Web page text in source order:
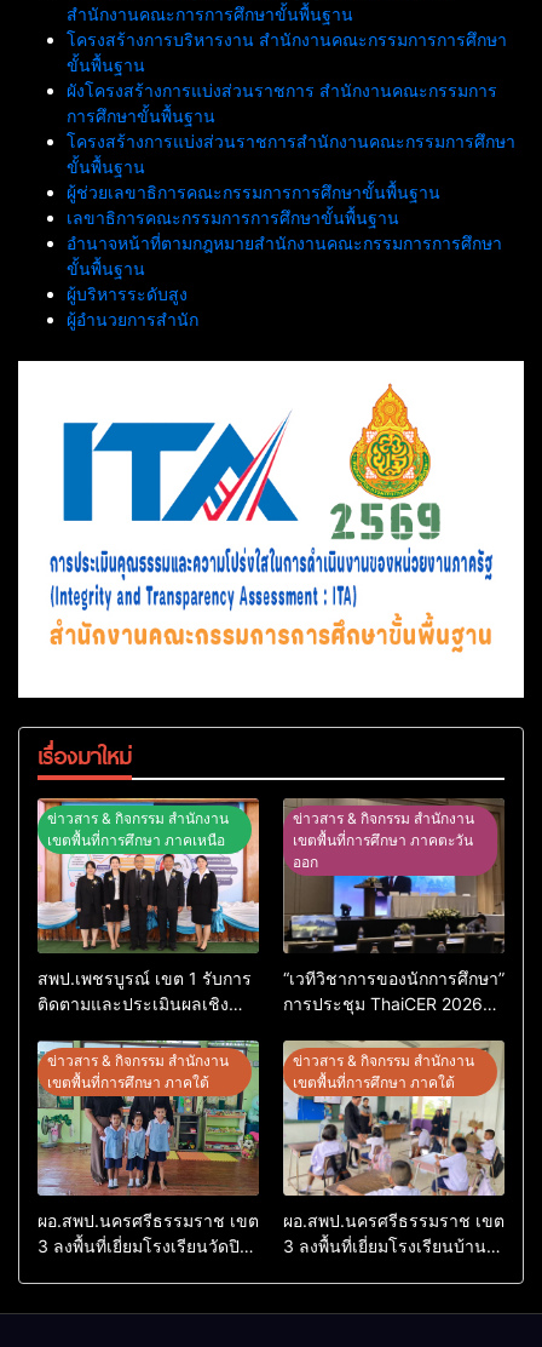
สำนักงานคณะการการศึกษาขั้นพื้นฐาน
โครงสร้างการบริหารงาน สำนักงานคณะกรรมการการศึกษา
ขั้นพื้นฐาน
ผังโครงสร้างการแบ่งส่วนราชการ สำนักงานคณะกรรมการ
การศึกษาขั้นพื้นฐาน
โครงสร้างการแบ่งส่วนราชการสำนักงานคณะกรรมการศึกษา
ขั้นพื้นฐาน
ผู้ช่วยเลขาธิการคณะกรรมการการศึกษาขั้นพื้นฐาน
เลขาธิการคณะกรรมการการศึกษาขั้นพื้นฐาน
อำนาจหน้าที่ตามกฎหมายสำนักงานคณะกรรมการการศึกษา
ขั้นพื้นฐาน
ผู้บริหารระดับสูง
ผู้อำนวยการสำนัก
เรื่องมาใหม่
ข่าวสาร & กิจกรรม สำนักงาน
เขตพื้นที่การศึกษา ภาคเหนือ
สพป.เพชรบูรณ์ เขต 1 รับการ
ติดตามและประเมินผลเชิง
ต้นแบบ” ระดับประเทศ รุ่นที่ 3
ประจำปีงบประมาณ พ.ศ.
2569
ข่าวสาร & กิจกรรม สำนักงาน
เขตพื้นที่การศึกษา ภาคตะวัน
ออก
“เวทีวิชาการของนักการศึกษา”
การประชุม ThaiCER 2026
Conference on Education
Research (ThaiCER) 2026
ข่าวสาร & กิจกรรม สำนักงาน
เขตพื้นที่การศึกษา ภาคใต้
ผอ.สพป.นครศรีธรรมราช เขต
3 ลงพื้นที่เยี่ยมโรงเรียนวัดปิยา
ข่าวสาร & กิจกรรม สำนักงาน
เขตพื้นที่การศึกษา ภาคใต้
ผอ.สพป.นครศรีธรรมราช เขต
3 ลงพื้นที่เยี่ยมโรงเรียนบ้าน